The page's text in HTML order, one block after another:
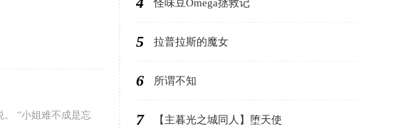
。 “小姐难不成是忘
怪味豆Omega拯救记
5 拉普拉斯的魔女
6 所谓不知
7 【主暮光之城同人】堕天使